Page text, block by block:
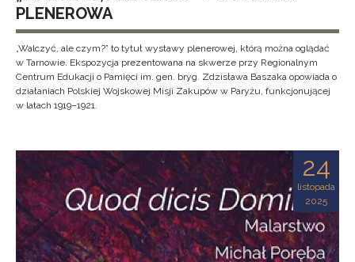
PLENEROWA
„Walczyć, ale czym?” to tytuł wystawy plenerowej, którą można oglądać
w Tarnowie. Ekspozycja prezentowana na skwerze przy Regionalnym
Centrum Edukacji o Pamięci im. gen. bryg. Zdzisława Baszaka opowiada o
działaniach Polskiej Wojskowej Misji Zakupów w Paryżu, funkcjonującej
w latach 1919–1921.
24
listopada
2025